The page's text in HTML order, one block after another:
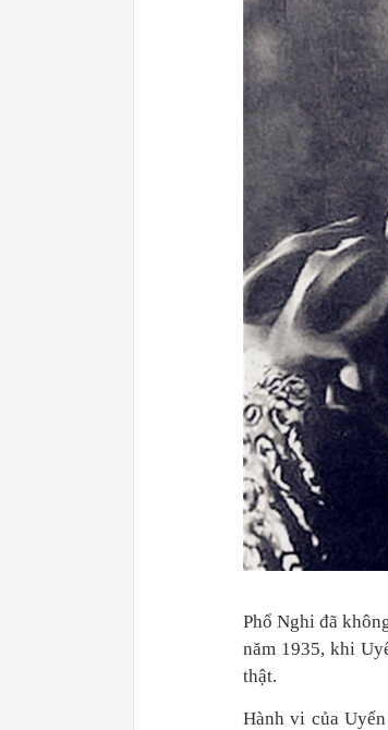
Phổ Nghi đã
năm 1935, khi
thật.
Hành vi của